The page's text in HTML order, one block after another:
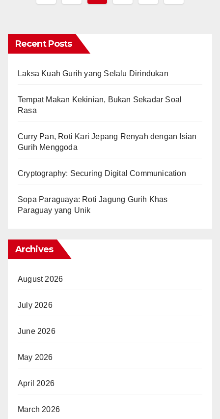
Recent Posts
Laksa Kuah Gurih yang Selalu Dirindukan
Tempat Makan Kekinian, Bukan Sekadar Soal
Rasa
Curry Pan, Roti Kari Jepang Renyah dengan Isian
Gurih Menggoda
Cryptography: Securing Digital Communication
Sopa Paraguaya: Roti Jagung Gurih Khas
Paraguay yang Unik
Archives
August 2026
July 2026
June 2026
May 2026
April 2026
March 2026